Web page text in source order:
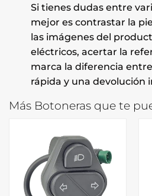
Si tienes dudas entre
mejor es contrastar la
las imágenes del
eléctricos, acertar la
marca la diferencia
rápida y una devolución
Más Botoneras que te